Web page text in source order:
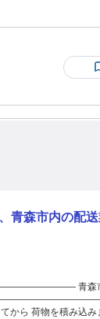
予算であれば、あな
を担っていただきま
す」役割です。 ▼ 担当業務
込み訪問など、泥臭
ナーシップの構築
ー、現場トラブル
ギャップを防ぐため
ョンを担う上で、
答えのない課題への
せる必要があります
据える方や、経営幹
解」になる： 「青
拠点の方針として根
始（立ち上げ当年
を行い、目標達成の
： 戦略を練るだけ
ぬトラブルや高い壁
の担当範囲を決めつけ
クが前提となる立ち
楽しむ力： 仕組み
青森市内の配
青森市内
まずは営
から 荷物を積み込